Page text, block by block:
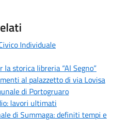
Individuale
la storica libreria “Al Segno”
al palazzetto di via Lovisa
di Portogruaro
lavori ultimati
di Summaga: definiti tempi e